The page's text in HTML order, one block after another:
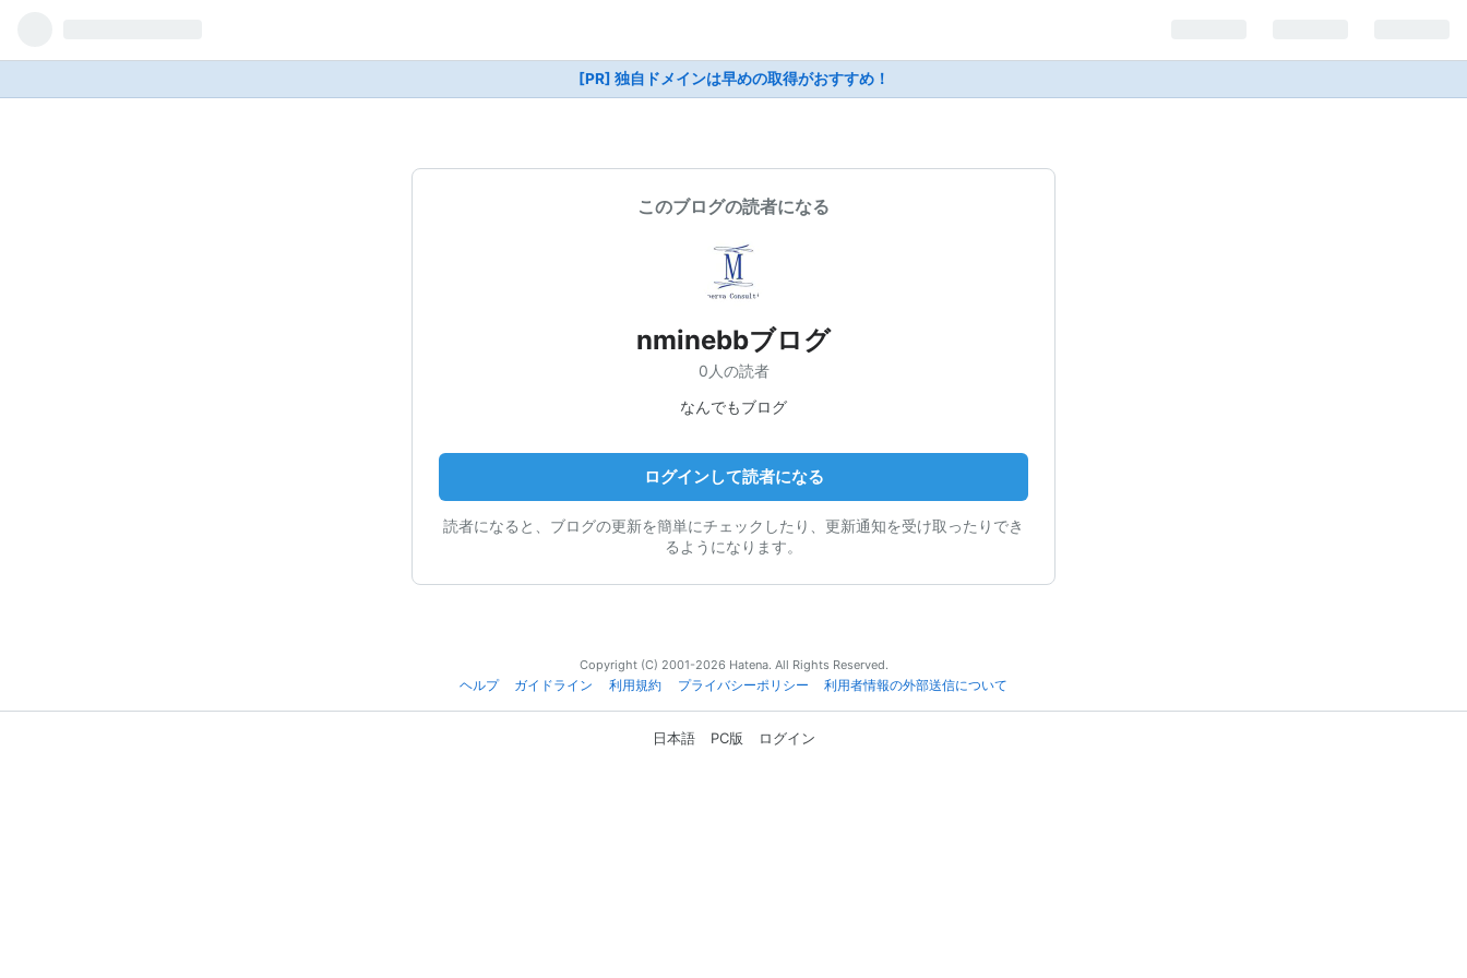
[PR] 独自ドメインは早めの取得がおすすめ！
このブログの読者になる
nminebbブログ
0人の読者
なんでもブログ
ログインして読者になる
読者になると、ブログの更新を簡単にチェックしたり、更新通知を受け取ったりでき
るようになります。
Copyright (C) 2001-2026 Hatena. All Rights Reserved.
ヘルプ
ガイドライン 利用規約 プライバシーポリシー 利用者情報の外部送信について
日本語 PC版 ログイン